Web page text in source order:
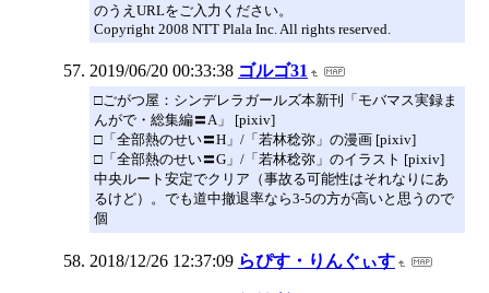
のうえURLをご入力ください。
Copyright 2008 NTT Plala Inc. All rights reserved.
2019/06/20 00:33:38 ゴルゴ31
□ごがつ屋：シンデレラガールズ本新刊「モバマス実録ま
んがで・総集編〓A」 [pixiv]
□「全部熱のせい〓H」/「若林稔弥」の漫画 [pixiv]
□「全部熱のせい〓G」/「若林稔弥」のイラスト [pixiv]
中央ルート安定でクリア（事故る可能性はそれなりにあ
るけど）。でも道中撤退率なら3-5の方が高いと思うので
個
2018/12/26 12:37:09 らぴす・りんぐぃす